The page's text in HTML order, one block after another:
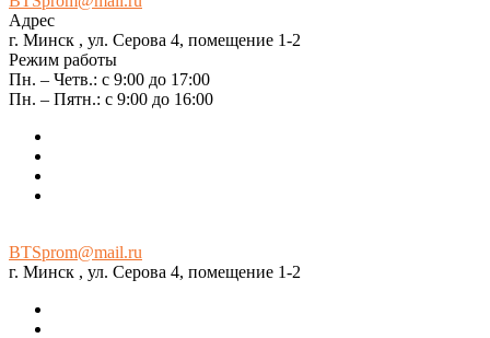
Адрес
г. Минск , ул. Серова 4, помещение 1-2
Режим работы
Пн. – Четв.: с 9:00 до 17:00
Пн. – Пятн.: с 9:00 до 16:00
BTSprom@mail.ru
г. Минск , ул. Серова 4, помещение 1-2